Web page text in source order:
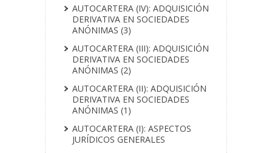
AUTOCARTERA (IV): ADQUISICIÓN
DERIVATIVA EN SOCIEDADES
ANÓNIMAS (3)
AUTOCARTERA (III): ADQUISICIÓN
DERIVATIVA EN SOCIEDADES
ANÓNIMAS (2)
AUTOCARTERA (II): ADQUISICIÓN
DERIVATIVA EN SOCIEDADES
ANÓNIMAS (1)
AUTOCARTERA (I): ASPECTOS
JURÍDICOS GENERALES